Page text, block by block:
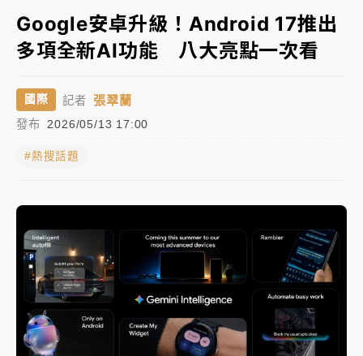
中颱白海豚風雨來了！中部以北防豪雨 今晚、明天影
響最劇烈
白海豚逼近！北市水門只出不進 未移置車輛最高罰
油價持續凍漲！ 中油宣布下周一汽柴油價格維持不變
連根拔起
中颱白海豚風雨來了！中部以北防豪雨 今晚、明天影
響最劇烈
白海豚逼近！北市水門只出不進 未移置車輛最高罰
4800＋拖吊費
Google安卓升級！Android 17推出
多項全新AI功能 八大亮點一次看
國際 記者 張翠蘭
發布 2026/05/13 17:00
#熱搜話題